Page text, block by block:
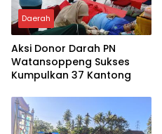
Daerah
Aksi Donor Darah PN
Watansoppeng Sukses
Kumpulkan 37 Kantong